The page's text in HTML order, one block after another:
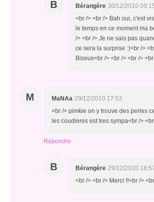
B Bérangère 30/12/2010
<br /> <br /> Bah oui, c'est
le temps en ce moment ma
/> <br /> Je ne sais pas
ce sera la surprise :)<br />
Bisous<br /> <br /> <br />
M MaNAa 29/12/2010 17:53
<br /> pimkie on y trouve des perles
les coudieres est tres sympa<br />
Répondre
B Bérangère 29/12/2010
<br /> <br /> Merci !!<br />